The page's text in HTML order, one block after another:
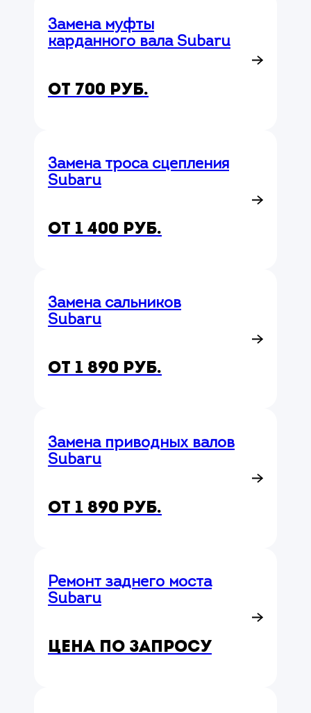
Замена муфты
карданного вала Subaru
от 700 руб.
Замена троса сцепления
Subaru
от 1 400 руб.
Замена сальников
Subaru
от 1 890 руб.
Замена приводных валов
Subaru
от 1 890 руб.
Ремонт заднего моста
Subaru
Цена по запросу